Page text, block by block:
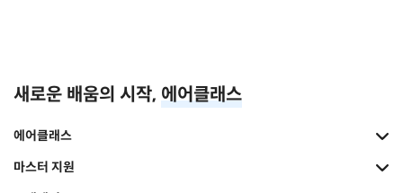
새로운 배움의 시작, 에어클래스
에어클래스
마스터 지원